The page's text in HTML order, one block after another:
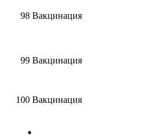
98 Вакцинация
99 Вакцинация
100 Вакцинация